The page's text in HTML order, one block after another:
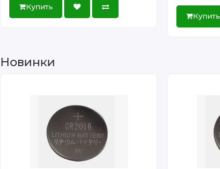
Купить
Купить
Новинки